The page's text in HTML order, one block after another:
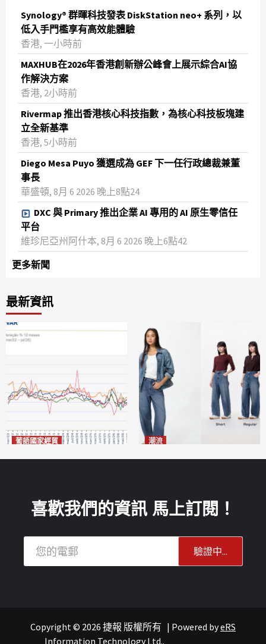
Synology® 群暉科技發表 DiskStation neo+ 系列，以
低入手門檻享有高效能體驗
香港, 一小時前
MAXHUB在2026年香港創新辦公峰會上展示綜合AI協
作解決方案
香港, 2小時前
Rivermap 推出香港核心科技指數，為核心科技板塊建
立全新基準
香港, 5小時前
Diego Mesa Puyo 獲選成為 GEF 下一任行政總裁兼董
事長
華盛頓, 8月 6 2026 晚上8點24
DXC 與 Primary 推出企業 AI 專用的 AI 原生零信任
平台
維珍尼亞州阿什本, 8月 6 2026 晚上6點42
更多新聞
最新資訊
葡語國家經貿 潮流
重點新聞 澳聞
喜歡我們的資訊 馬上訂閱！
Copyright © 2026 捷報 版權所有 | Powered byeRS
Information Technology Ltd..